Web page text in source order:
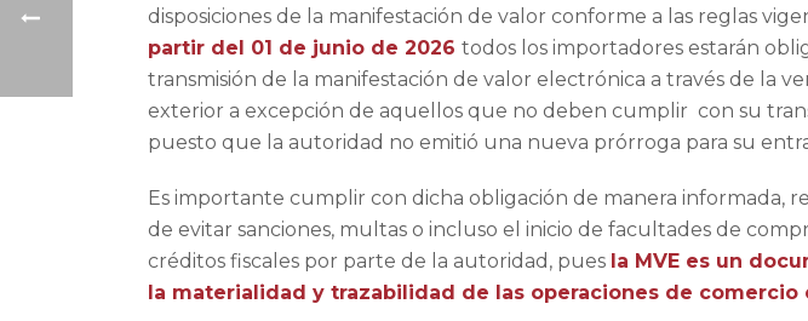
disposiciones de la manifestación de valor conforme a las reglas
partir del 01 de junio de 2026 todos los importadores estarán
transmisión de la manifestación de valor electrónica a través de la
exterior a excepción de aquellos que no deben cumplir con su
puesto que la autoridad no emitió una nueva prórroga para su
Es importante cumplir con dicha obligación de manera informada,
de evitar sanciones, multas o incluso el inicio de facultades de
créditos fiscales por parte de la autoridad, pues la MVE es un
la materialidad y trazabilidad de las operaciones de comercio